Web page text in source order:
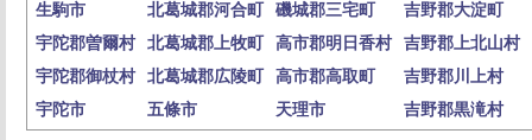
生駒市
北葛城郡河合町 磯城郡三宅町
吉野郡大淀町
宇陀郡曽爾村
北葛城郡上牧町 高市郡明日香村
吉野郡上北山村
宇陀郡御杖村
北葛城郡広陵町 高市郡高取町
吉野郡川上村
宇陀市
五條市 天理市 吉野郡黒滝村